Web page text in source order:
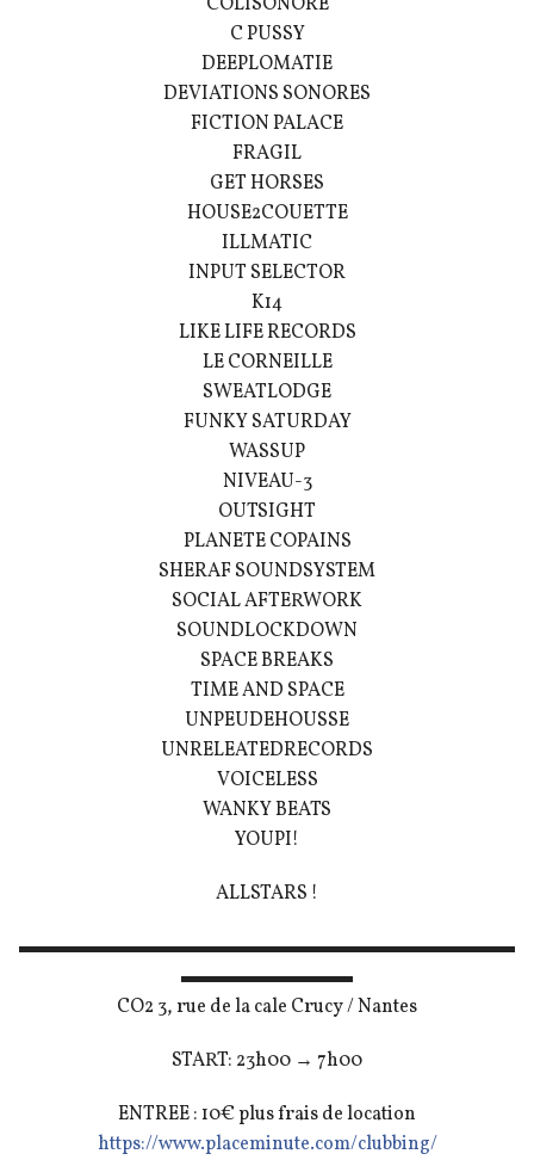
C PUSSY
DEEPLOMATIE
DEVIATIONS SONORES
FICTION PALACE
FRAGIL
GET HORSES
HOUSE2COUETTE
ILLMATIC
INPUT SELECTOR
K14
LIKE LIFE RECORDS
LE CORNEILLE
SWEATLODGE
FUNKY SATURDAY
WASSUP
NIVEAU-3
OUTSIGHT
PLANETE COPAINS
SHERAF SOUNDSYSTEM
SOCIAL AFTERWORK
SOUNDLOCKDOWN
SPACE BREAKS
TIME AND SPACE
UNPEUDEHOUSSE
UNRELEATEDRECORDS
VOICELESS
WANKY BEATS
YOUPI!
ALLSTARS !
▬▬▬▬▬▬▬▬▬▬▬▬▬▬▬▬▬▬▬▬▬▬▬▬▬▬
▬▬▬▬▬▬▬▬▬
CO2 3, rue de la cale Crucy / Nantes
START: 23h00 → 7h00
ENTREE : 10€ plus frais de location
https://www.placeminute.com/clubbing/